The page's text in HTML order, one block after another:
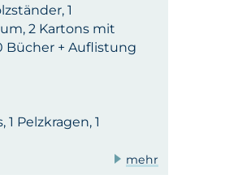
1
2 Kartons mit
Bücher + Auflistung
Pelzkragen, 1
mehr